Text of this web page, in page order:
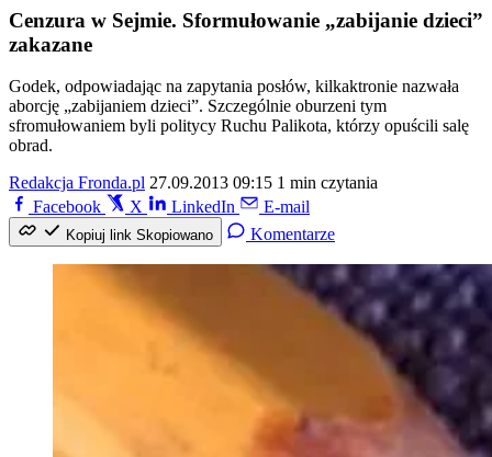
Cenzura w Sejmie. Sformułowanie „zabijanie dzieci”
zakazane
Godek, odpowiadając na zapytania posłów, kilkaktronie nazwała
aborcję „zabijaniem dzieci”. Szczególnie oburzeni tym
sfromułowaniem byli politycy Ruchu Palikota, którzy opuścili salę
obrad.
Redakcja Fronda.pl 27.09.2013 09:15 1 min czytania
Facebook
X LinkedIn E-mail
Kopiuj link Skopiowano Komentarze